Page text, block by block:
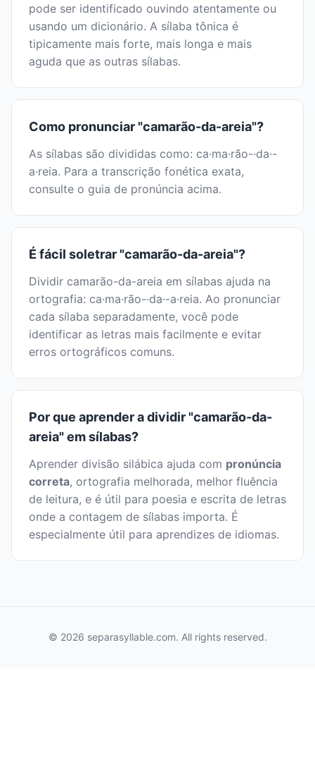
pode ser identificado ouvindo atentamente ou
usando um dicionário. A sílaba tônica é
tipicamente mais forte, mais longa e mais
aguda que as outras sílabas.
Como pronunciar "camarão-da-areia"?
As sílabas são divididas como: ca·ma·rão-·da·-
a·reia. Para a transcrição fonética exata,
consulte o guia de pronúncia acima.
É fácil soletrar "camarão-da-areia"?
Dividir camarão-da-areia em sílabas ajuda na
ortografia: ca·ma·rão-·da·-a·reia. Ao pronunciar
cada sílaba separadamente, você pode
identificar as letras mais facilmente e evitar
erros ortográficos comuns.
Por que aprender a dividir "camarão-da-
areia" em sílabas?
Aprender divisão silábica ajuda com pronúncia
correta, ortografia melhorada, melhor fluência
de leitura, e é útil para poesia e escrita de letras
onde a contagem de sílabas importa. É
especialmente útil para aprendizes de idiomas.
© 2026 separasyllable.com. All rights reserved.